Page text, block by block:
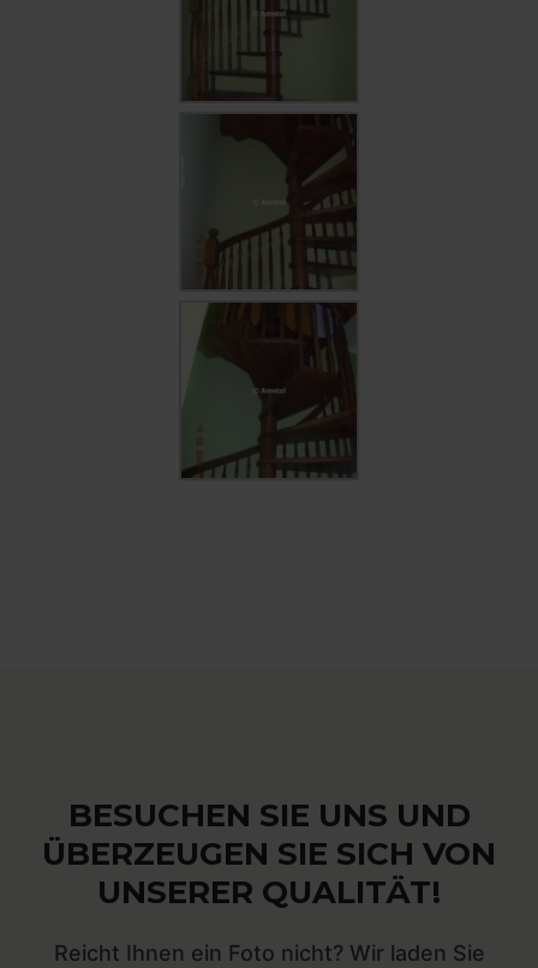
BESUCHEN SIE UNS UND
ÜBERZEUGEN SIE SICH VON
UNSERER QUALITÄT!
Reicht Ihnen ein Foto nicht? Wir laden Sie